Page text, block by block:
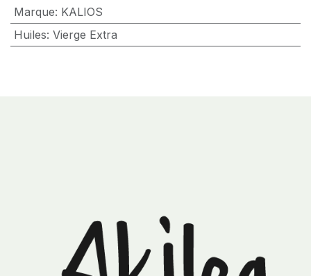
Marque: KALIOS
Huiles: Vierge Extra